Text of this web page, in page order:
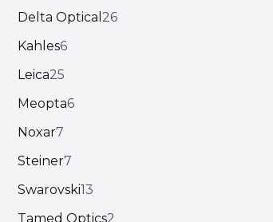
Delta Optical 26
Kahles6
Leica25
Meopta6
Noxar7
Steiner7
Swarovski13
Tamed Optics2